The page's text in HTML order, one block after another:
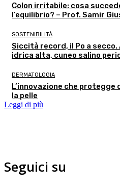
Colon irritabile: cosa
l’equilibrio? – Prof. Samir
SOSTENIBILITÀ
Siccità record, il Po a
idrica alta, cuneo salino
DERMATOLOGIA
L’innovazione che protegge
la pelle
Leggi di più
Seguici su